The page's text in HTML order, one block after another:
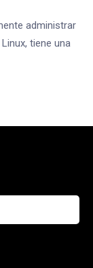
administrar
tiene una